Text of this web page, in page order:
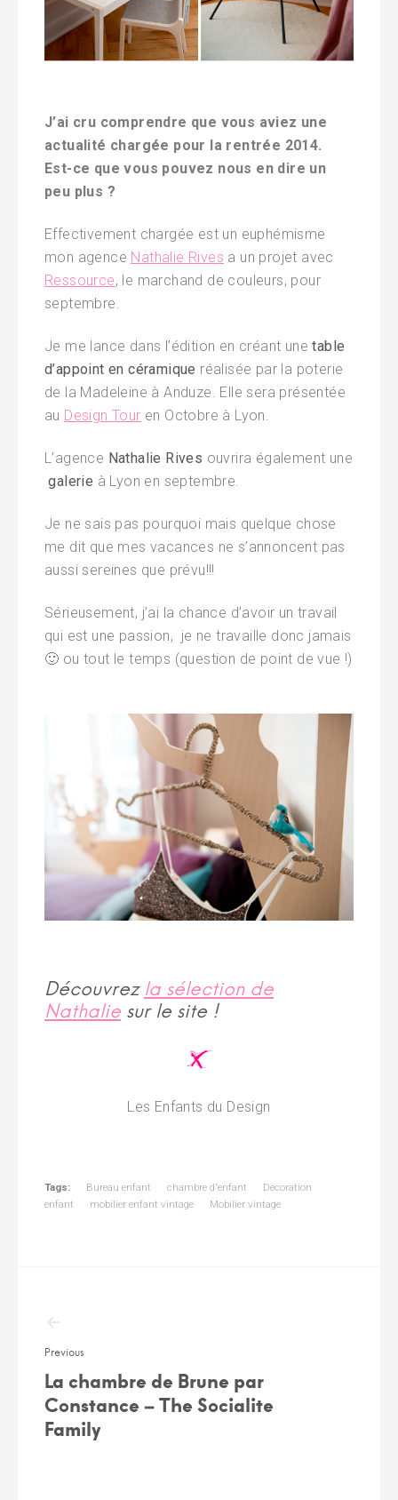
J’ai cru comprendre que vous aviez une
actualité chargée pour la rentrée 2014.
Est-ce que vous pouvez nous en dire un
peu plus ?
Effectivement chargée est un euphémisme
mon agence Nathalie Rives a un projet avec
Ressource, le marchand de couleurs, pour
septembre.
Je me lance dans l’édition en créant unetable
d’appoint en céramique réalisée par la poterie
de la Madeleine à Anduze. Elle sera présentée
au Design Tour en Octobre à Lyon.
L’agence Nathalie Rives ouvrira également une
galerie à Lyon en septembre.
Je ne sais pas pourquoi mais quelque chose
me dit que mes vacances ne s’annoncent pas
aussi sereines que prévu!!!
Sérieusement, j’ai la chance d’avoir un travail
qui est une passion, je ne travaille donc jamais
🙂 ou tout le temps (question de point de vue !)
Découvrez la sélection de
Nathalie sur le site !
Les Enfants du Design
Tags: Bureau enfant chambre d'enfant
Décoration
enfant
mobilier enfant vintage Mobilier vintage
l’article
Previous
La chambre de Brune par
Constance – The Socialite
Family